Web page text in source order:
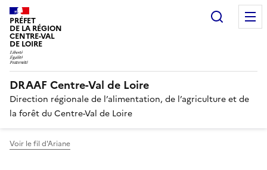
PRÉFET
DE LA RÉGION
CENTRE-VAL
DE LOIRE
DRAAF Centre-Val de Loire
Direction régionale de l’alimentation, de l’agriculture et de
la forêt du Centre-Val de Loire
Voir le fil d'Ariane